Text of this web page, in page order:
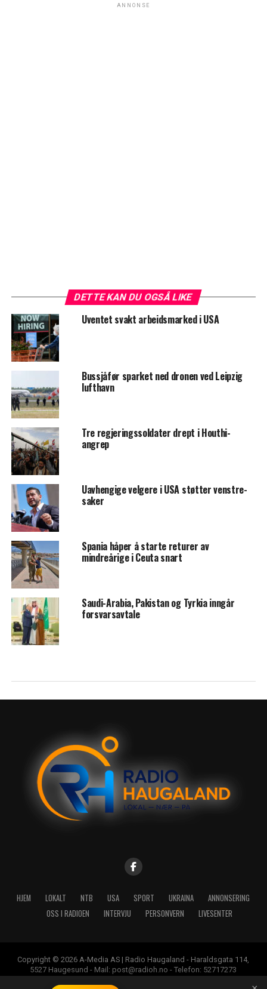
ANNONSE
DETTE KAN DU OGSÅ LIKE
Uventet svakt arbeidsmarked i USA
Bussjåfør sparket ned dronen ved Leipzig
lufthavn
Tre regjeringssoldater drept i Houthi-
angrep
Uavhengige velgere i USA støtter venstre-
saker
Spania håper å starte returer av
mindreårige i Ceuta snart
Saudi-Arabia, Pakistan og Tyrkia inngår
forsvarsavtale
HJEM LOKALT NTB USA SPORT UKRAINA
ANNONSERING
OSS I RADIOEN
INTERVJU PERSONVERN LIVESENTER
Copyright © 2026 A-Media AS | Radio Haugaland - Haraldsgata 114,
5527 Haugesund - Mail: post@radioh.no - Telefon: 52717273